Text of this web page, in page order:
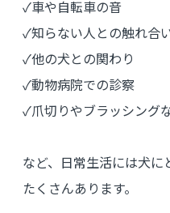
✓車や自転車の音
✓知らない人との触れ合
✓他の犬との関わり
✓動物病院での診察
✓爪切りやブラッシング
など、日常生活には犬
たくさんあります。